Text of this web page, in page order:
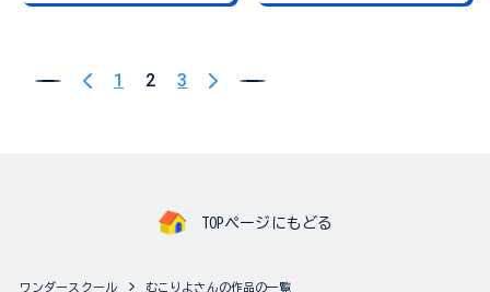
1 2 3
TOPページにもどる
ワンダースクール むこりよさんの作品の一覧